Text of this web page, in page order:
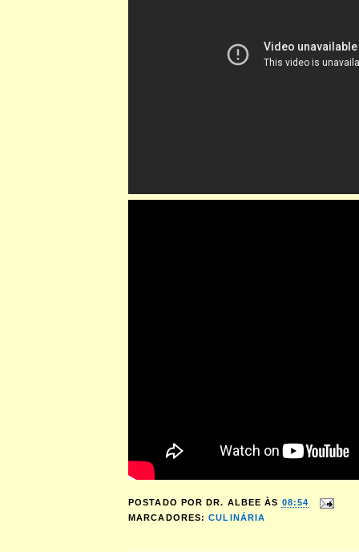
POSTADO POR DR. ALBEE ÀS 08:54
MARCADORES:CULINÁRIA